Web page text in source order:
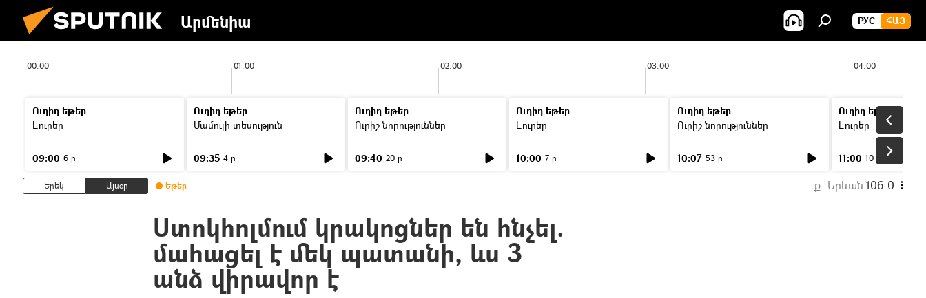
Արմենիա РУС ՀԱՅ
00:00 01:00 02:00 03:00 04:00
Ուղիղ եթեր
Լուրեր
09:00 6 ր
Ուղիղ եթեր
Մամուլի տեսություն
09:35 4 ր
Ուղիղ եթեր
Ուրիշ նորություններ
09:40 20 ր
Ուղիղ եթեր
Լուրեր
10:00 7 ր
Ուղիղ եթեր
Ուրիշ նորություններ
10:07 53 ր
Ուղիղ եթեր
Լուրեր
11:00 10 ր
Երեկ Այսօր Եթեր ք. Երևան 106.0
Ստոկհոլմում կրակոցներ են հնչել.
մահացել է մեկ պատանի, ևս 3
անձ վիրավոր է